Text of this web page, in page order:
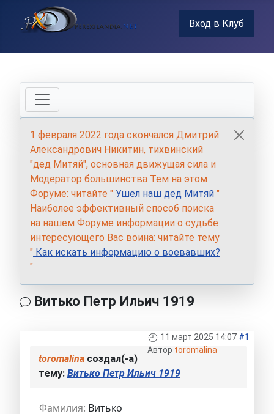
Вход в Клуб
1 февраля 2022 года скончался Дмитрий
Александрович Никитин, тихвинский
"дед Митяй", основная движущая сила и
Модератор большинства Тем на этом
Форуме: читайте " Ушел наш дед Митяй "
Наиболее эффективный способ поиска
на нашем Форуме информации о судьбе
интересующего Вас воина: читайте тему
" Как искать информацию о воевавших?
"
Витько Петр Ильич 1919
11 март 2025 14:07 #1
Автор toromalina
toromalina создал(-а)
тему: Витько Петр Ильич 1919
Фамилия: Витько